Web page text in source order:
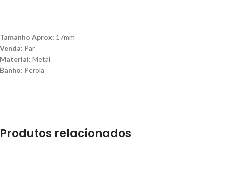
Tamanho Aprox: 17mm
Venda: Par
Material: Metal
Banho: Perola
Produtos relacionados